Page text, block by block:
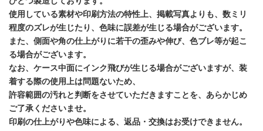
使用している素材や印刷方法の特性上、掲載写真よりも、数ミリ
程度のズレが生じたり、色味に誤差が生じる場合がございます。
また、側面や角の仕上がりに若干の歪みや伸び、色ブレ等が起こ
る場合がございます。
なお、ケース中面にインク飛びが生じる場合がございますが、装
着する際の使用上は問題ないため、
許容範囲の汚れと判断をさせていただきますことを、あらかじめ
ご了承くださいませ。
印刷の仕上がりや色味による、返品・交換はお受けできません。